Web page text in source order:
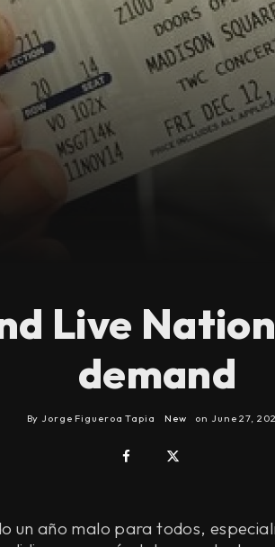
Live
demand
By Jorge Figueroa Tapia New on June 27,
un año malo para todos,